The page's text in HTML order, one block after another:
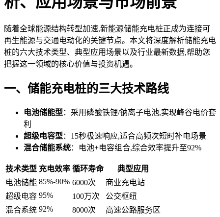
随着全球能源结构转型加速,新能源储能充电桩正成为连接可
再生能源与交通电动化的关键节点。本文将深度解析储能充电
桩的六大技术类型、典型应用场景以及行业最新数据,帮助您
把握这一领域的核心价值与投资机遇。
一、储能充电桩的三大技术路线
电池储能型 ：采用磷酸铁锂/钠离子电池,实现峰谷电价套
利
超级电容型 ：15秒极速响应,适合高频次短时补电场景
混合储能系统：电池+电容组合,综合效率提升至92%
技术类型 充电效率 循环寿命
典型应用
电池储能 85%-90% 6000次
商业充电站
超级电容 95% 100万次
公交枢纽
混合系统 92% 8000次 高速公路服务区